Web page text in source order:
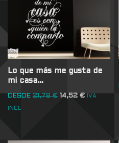
Lo que más me gusta de
mi casa…
DESDE 21,78€ 14,52 € IVA
INCL